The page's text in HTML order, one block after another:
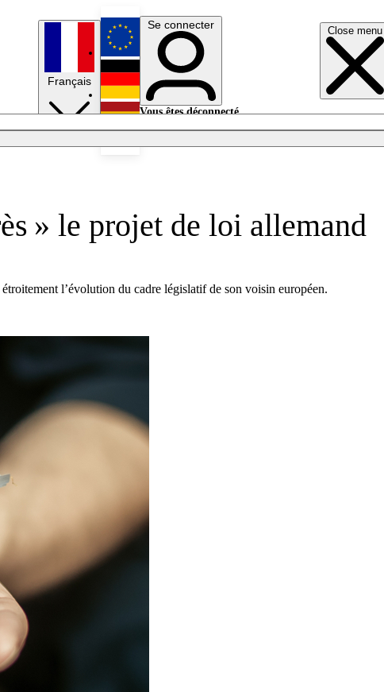
Close menu
Français
English
Deutsch
Se connecter
Vous êtes déconnecté.
» le projet de loi allemand
l’évolution du cadre législatif de son voisin européen.